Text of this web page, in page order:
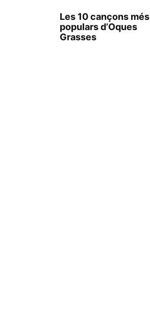
Les 10 cançons més
populars d’Oques
Grasses